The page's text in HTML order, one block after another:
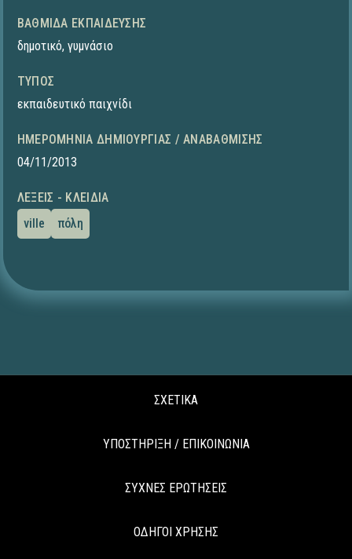
ΒΑΘΜΊΔΑ ΕΚΠΑΊΔΕΥΣΗΣ
δημοτικό, γυμνάσιο
ΤΎΠΟΣ
εκπαιδευτικό παιχνίδι
ΗΜΕΡΟΜΗΝΊΑ ΔΗΜΙΟΥΡΓΊΑΣ / ΑΝΑΒΆΘΜΙΣΗΣ
04/11/2013
ΛΈΞΕΙΣ - ΚΛΕΙΔΙΆ
ville
πόλη
ΣΧΕΤΙΚΑ
ΥΠΟΣΤΗΡΙΞΗ / ΕΠΙΚΟΙΝΩΝΙΑ
ΣΥΧΝΕΣ ΕΡΩΤΗΣΕΙΣ
ΟΔΗΓΟΙ ΧΡΗΣΗΣ